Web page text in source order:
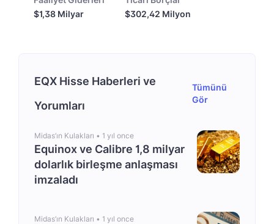
$1,38 Milyar
$302,42 Milyon
EQX Hisse Haberleri ve
Yorumları
Tümünü
Gör
Midas’ın Kulakları • 1 yıl once
Equinox ve Calibre 1,8 milyar
dolarlık birleşme anlaşması
imzaladı
Midas’ın Kulakları • 1 yıl once